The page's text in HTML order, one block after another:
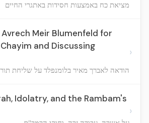
מציאת כח באמצעות חסידות באתגרי החיים
Meir Blumenfeld for
and Discussing
הודאה לאברך מאיר בלומנפלד על שליחת
›
Idolatry, and the Rambam's
›